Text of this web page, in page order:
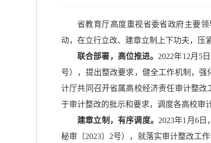
省教育厅高度重视省委省政府主要
动，在立行立改、建章立制上下功夫，压
联合部署，高位推进。 2022年12月5
号），提出整改要求，健全工作机制，强
计厅共同召开省属高校经济责任审计整
于审计整改的批示和要求，调度各高校审
建章立制，有序调度。 2023年1月6
秘审〔2023〕2号），就落实审计整改工